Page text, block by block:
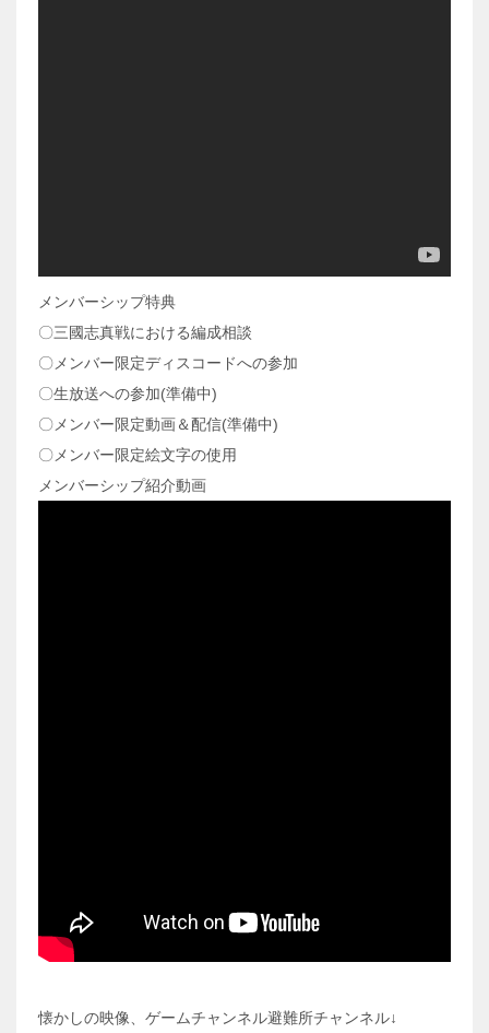
メンバーシップ特典
〇三國志真戦における編成相談
〇メンバー限定ディスコードへの参加
〇生放送への参加(準備中)
〇メンバー限定動画＆配信(準備中)
〇メンバー限定絵文字の使用
メンバーシップ紹介動画
懐かしの映像、ゲームチャンネル避難所チャンネル↓